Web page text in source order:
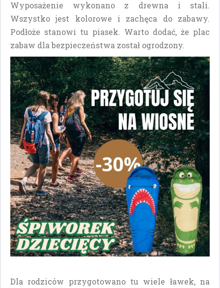
Wyposażenie wykonano z drewna i stali.
Wszystko jest kolorowe i zachęca do zabawy.
Podłoże stanowi tu piasek. Warto dodać, że plac
zabaw dla bezpieczeństwa został ogrodzony.
Dla rodziców przygotowano tu wiele ławek, na